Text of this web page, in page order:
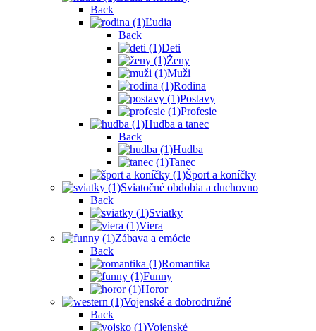
Back
Ľudia
Back
Deti
Ženy
Muži
Rodina
Postavy
Profesie
Hudba a tanec
Back
Hudba
Tanec
Šport a koníčky
Sviatočné obdobia a duchovno
Back
Sviatky
Viera
Zábava a emócie
Back
Romantika
Funny
Horor
Vojenské a dobrodružné
Back
Vojenské